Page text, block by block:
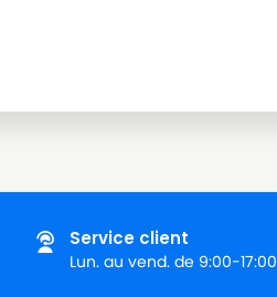
Service client
Lun. au vend. de 9:00-17:00